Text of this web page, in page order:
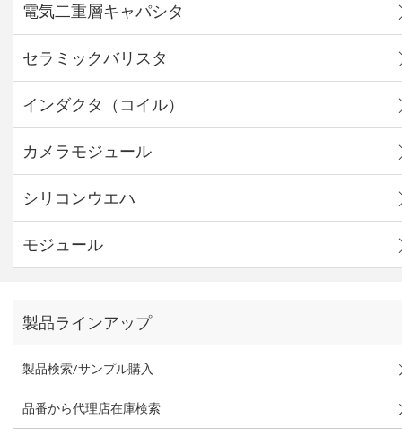
電気二重層キャパシタ
セラミックバリスタ
インダクタ（コイル）
カメラモジュール
シリコンウエハ
モジュール
製品ラインアップ
製品検索/サンプル購入
品番から代理店在庫検索